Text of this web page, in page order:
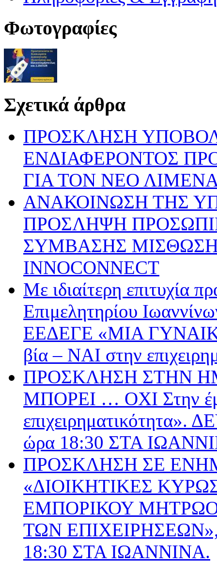
Φωτογραφίες
Σχετικά άρθρα
ΠΡΟΣΚΛΗΣΗ
ΕΝΔΙΑΦΕΡΟΝΤΟΣ
ΓΙΑ ΤΟΝ ΝΕΟ
ΑΝΑΚΟΙΝΩΣΗ ΤΗΣ
ΠΡΟΣΛΗΨΗ
ΣΥΜΒΑΣΗΣ
INNOCONNECT
Με ιδιαίτερη επιτυχία
Επιμελητηρίου
ΕΕΔΕΓΕ «ΜΙΑ
βία – ΝΑΙ στην
ΠΡΟΣΚΛΗΣΗ ΣΤΗΝ
ΜΠΟΡΕΙ … ΟΧΙ Στην
ώρα 18:30 ΣΤΑ
ΠΡΟΣΚΛΗΣΗ ΣΕ
«ΔΙΟΙΚΗΤΙΚΕΣ
ΕΜΠΟΡΙΚΟΥ
ΤΩΝ
18:30 ΣΤΑ ΙΩΑΝΝΙΝΑ.